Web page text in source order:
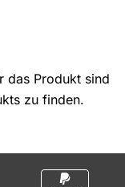
das Produkt sind
zu finden.